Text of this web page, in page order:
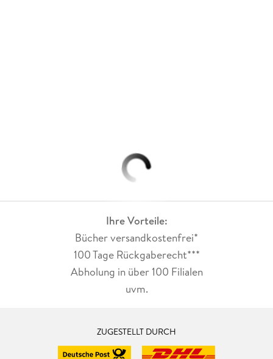
Ihre Vorteile:
Bücher versandkostenfrei*
100 Tage Rückgaberecht***
Abholung in über 100 Filialen
uvm.
ZUGESTELLT DURCH